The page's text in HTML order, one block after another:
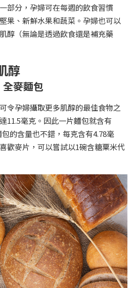
部分，孕婦可在每週的飲食習慣
果、新鮮水果和蔬菜。孕婦也可以
醇（無論是透過飲食還是補充藥
醇
麥麵包
令孕婦攝取更多肌醇的最佳食物之
11.5毫克。因此一片麵包就含有
的含量也不錯，每克含有4.78毫
歡麥片，可以嘗試以1碗含糖粟米代